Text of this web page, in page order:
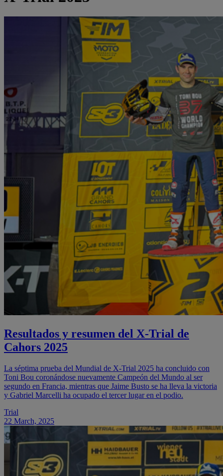
Resultados y resumen del X-Trial de
Cahors 2025
La séptima prueba del Mundial de X-Trial 2025 ha concluido con
Toni Bou coronándose nuevamente Campeón del Mundo al ser
segundo en Francia, mientras que Jaime Busto se ha lleva la victoria
y Gabriel Marcelli ha ocupado el tercer lugar en el podio.
Trial
22 March, 2025